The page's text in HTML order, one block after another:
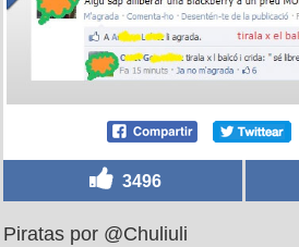
3496
Piratas por @Chuliuli